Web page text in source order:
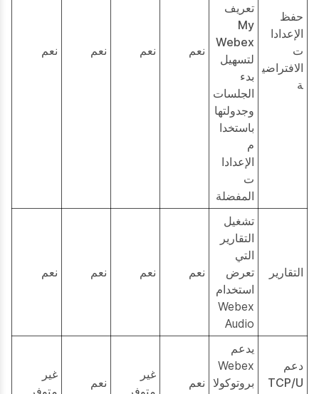
حفظ
الإعدادا
ت
الافتراضي
ة
تعريف
My
Webex
لتسهيل
بدء
الجلسات
وجدولتها
باستخدا
م
الإعدادا
ت
المفضلة
نعم نعم نعم نعم
التقارير
تشغيل
التقارير
التي
تعرض
استخدام
Webex
Audio
نعم نعم نعم نعم
دعم
TCP/U
يدعم
Webex
بروتوكولا
نعم
غير
متوفر
نعم
غير
متوفر